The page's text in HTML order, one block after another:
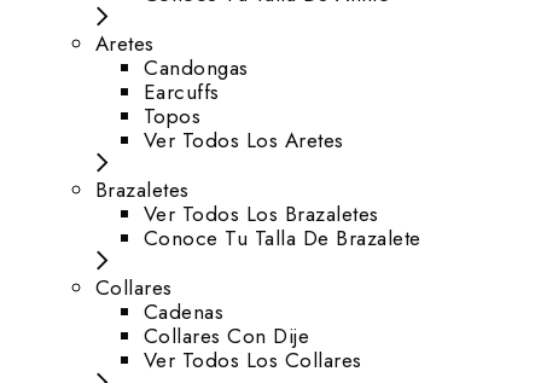
Aretes
⁠Candongas
Earcuffs
Topos
Ver Todos Los Aretes
Brazaletes
Ver Todos Los Brazaletes
Conoce Tu Talla De Brazalete
Collares
Cadenas
Collares Con Dije
Ver Todos Los Collares